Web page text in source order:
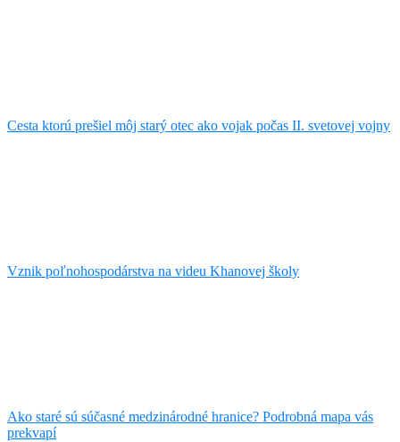
Cesta ktorú prešiel môj starý otec ako vojak počas II. svetovej vojny
Vznik poľnohospodárstva na videu Khanovej školy
Ako staré sú súčasné medzinárodné hranice? Podrobná mapa vás
prekvapí